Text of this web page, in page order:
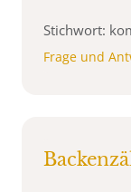
Stichwort:
Frage und